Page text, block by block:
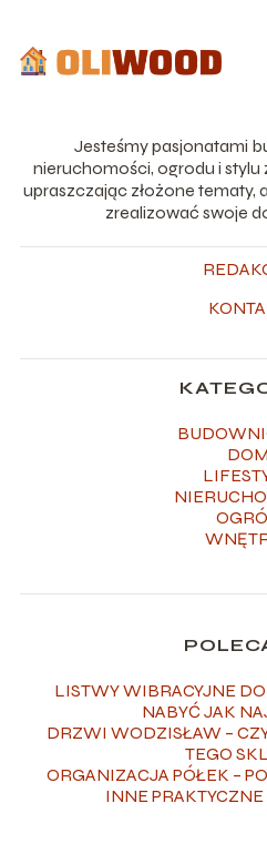
Jesteśmy pasjonatami
nieruchomości, ogrodu i stylu
upraszczając złożone tematy,
zrealizować swoje
DOM
LISTWY WIBRACYJNE
NABYĆ JAK
DRZWI WODZISŁAW –
TEGO
ORGANIZACJA PÓŁEK –
INNE